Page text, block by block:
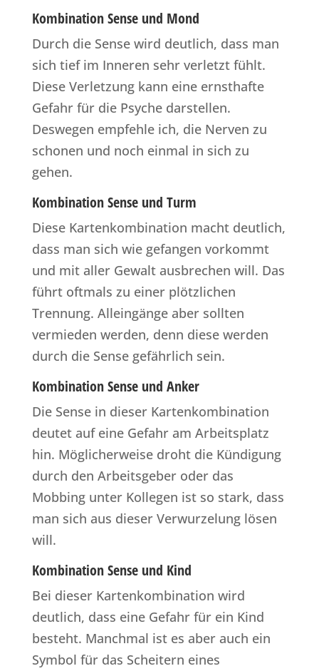
Kombination Sense und Mond
Durch die Sense wird deutlich, dass man
sich tief im Inneren sehr verletzt fühlt.
Diese Verletzung kann eine ernsthafte
Gefahr für die Psyche darstellen.
Deswegen empfehle ich, die Nerven zu
schonen und noch einmal in sich zu
gehen.
Kombination Sense und Turm
Diese Kartenkombination macht deutlich,
dass man sich wie gefangen vorkommt
und mit aller Gewalt ausbrechen will. Das
führt oftmals zu einer plötzlichen
Trennung. Alleingänge aber sollten
vermieden werden, denn diese werden
durch die Sense gefährlich sein.
Kombination Sense und Anker
Die Sense in dieser Kartenkombination
deutet auf eine Gefahr am Arbeitsplatz
hin. Möglicherweise droht die Kündigung
durch den Arbeitsgeber oder das
Mobbing unter Kollegen ist so stark, dass
man sich aus dieser Verwurzelung lösen
will.
Kombination Sense und Kind
Bei dieser Kartenkombination wird
deutlich, dass eine Gefahr für ein Kind
besteht. Manchmal ist es aber auch ein
Symbol für das Scheitern eines